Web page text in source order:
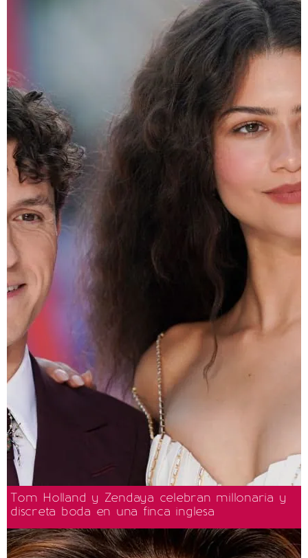
Tom Holland y Zendaya celebran millonaria y
discreta boda en una finca inglesa